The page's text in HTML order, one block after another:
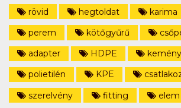
rövid
hegtoldat karima
perem
kötőgyűrű
adapter
HDPE
kemény
polietilén
KPE
szerelvény
fitting
elem